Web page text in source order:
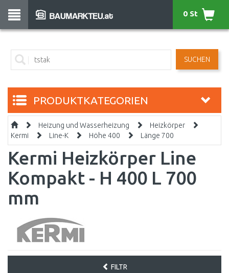
SUCHEN
0 St
PRODUKTKATEGORIEN
Heizung und Wasserheizung
Heizkörper
Kermi
Line-K Höhe 400 Länge 700
Kermi Heizkörper Line
Kompakt - H 400 L 700
mm
FILTR